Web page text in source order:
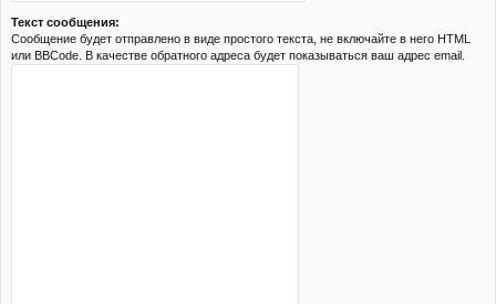
Текст сообщения:
Сообщение будет отправлено в виде простого текста, не включайте в него HTML
или BBCode. В качестве обратного адреса будет показываться ваш адрес email.